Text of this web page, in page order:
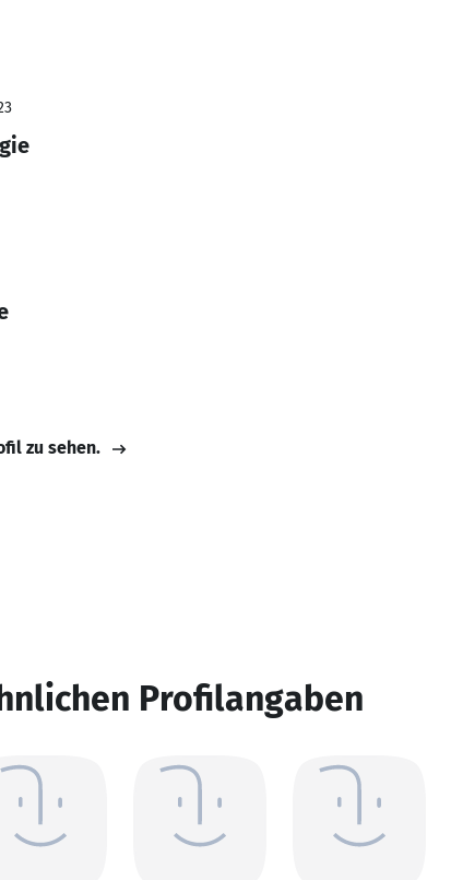
zu sehen.
Profilangaben